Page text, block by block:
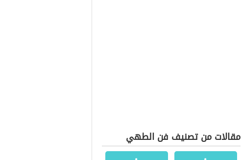
مقالات من تصنيف فن الطهي